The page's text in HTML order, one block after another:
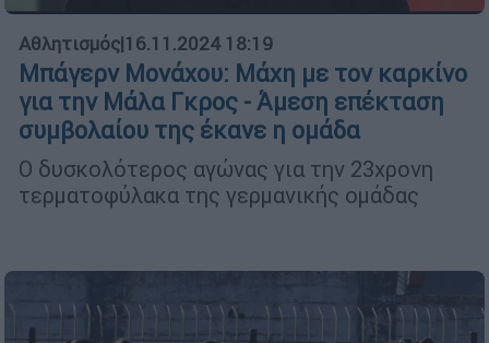
Αθλητισμός|16.11.2024 18:19
Μπάγερν Μονάχου: Μάχη με τον καρκίνο
για την Μάλα Γκρος - Άμεση επέκταση
συμβολαίου της έκανε η ομάδα
Ο δυσκολότερος αγώνας για την 23χρονη
τερματοφύλακα της γερμανικής ομάδας